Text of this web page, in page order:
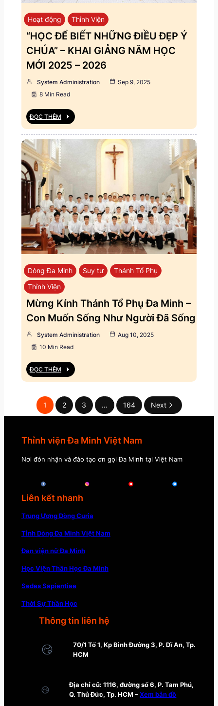
Hoạt động Thỉnh Viện
“HỌC ĐỂ BIẾT NHỮNG ĐIỀU ĐẸP Ý
CHÚA” – KHAI GIẢNG NĂM HỌC
MỚI 2025 – 2026
System Administration
Sep 9, 2025
8 Min Read
ĐỌC THÊM
Dòng Đa Minh Suy tư
Thánh Tổ Phụ
Thỉnh Viện
Mừng Kính Thánh Tổ Phụ Đa Minh –
Con Muốn Sống Như Người Đã Sống
System Administration
Aug 10, 2025
10 Min Read
ĐỌC THÊM
1 2 3 … 164 Next
Thỉnh viện Đa Minh Việt Nam
Nơi đón nhận và đào tạo ơn gọi Đa Minh tại Việt Nam
Liên kết nhanh
Trung Ương Dòng Curia
Tỉnh Dòng Đa Minh Việt Nam
Đan viện nữ Đa Minh
Học Viện Thần Học Đa Minh
Sedes Sapientiae
Thời Sự Thần Học
Thông tin liên hệ
70/1 Tổ 1, Kp Bình Đường 3, P. Dĩ An, Tp.
HCM
Địa chỉ cũ: 1116, đường số 6, P. Tam Phú,
Q. Thủ Đức, Tp. HCM –Xem bản đồ